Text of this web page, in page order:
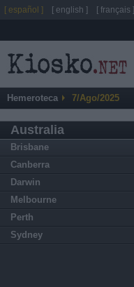
Hemeroteca 7/Ago/2025
Australia
Brisbane
Canberra
Darwin
Melbourne
Perth
Sydney
[ español ] [ english ] [ français ]